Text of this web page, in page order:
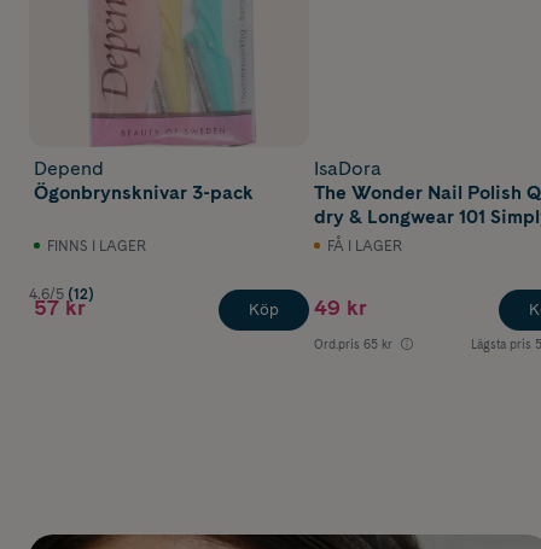
Depend
Ögonbrynsknivar 3-pack
FINNS I LAGER
4.6/5 (12)
57 kr Köp
IsaDora
The Wonder Nail Polish
dry & Longwear 101
White
FÅ I LAGER
49 kr
Ord.pris 65 kr Lägsta pris